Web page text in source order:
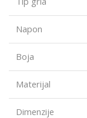
Napon
Boja
Materijal
Dimenzije